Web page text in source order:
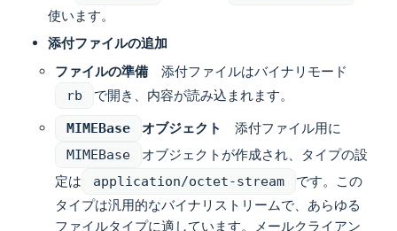
使います。
添付ファイルの追加
ファイルの準備添付ファイルはバイナリモード
rb で開き、内容が読み込まれます。
MIMEBase オブジェクト 添付ファイル用に
MIMEBase
オブジェクトが作成され、タイプの設
定は
application/octet-stream
です。この
タイプは汎用的なバイナリストリームで、あらゆる
ファイルタイプに適しています。メールクライアン